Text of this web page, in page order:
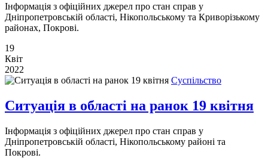
Інформація з офіційних джерел про стан справ у
Дніпропетровській області, Нікопольському та Криворізькому
районах, Покрові.
19
Квіт
2022
Суспільство
Ситуація в області на ранок 19 квітня
Інформація з офіційних джерел про стан справ у
Дніпропетровській області, Нікопольському районі та
Покрові.